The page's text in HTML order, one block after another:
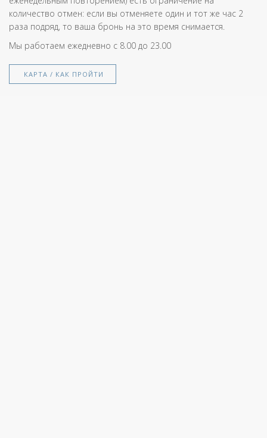
количество отмен: если вы отменяете один и тот же час 2
раза подряд, то ваша бронь на это время снимается.
Мы работаем ежедневно с 8.00 до 23.00
КАРТА / КАК ПРОЙТИ